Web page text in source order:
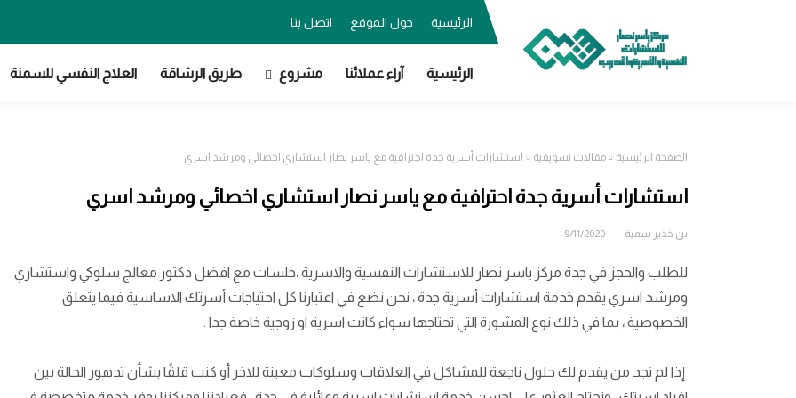
الرئيسية حول الموقع اتصل بنا
الرئيسية آراء عملائنا مشروع طريق الرشاقة العلاج النفسي للسمنة
الصفحة الرئيسية مقالات تسويقية استشارات أسرية جدة احترافية مع ياسر نصار استشاري اخصائي ومرشد اسري
استشارات أسرية جدة احترافية مع ياسر نصار استشاري اخصائي ومرشد اسري
بن خذير سمية 9/11/2020
للطلب والحجز في جدة مركز ياسر نصار للاستشارات النفسية والاسرية ،جلسات مع افضل دكتور معالج سلوكي واستشاري
ومرشد اسري يقدم خدمة استشارات أسرية جدة ، نحن نضع في اعتبارنا كل احتياجات أسرتك الاساسية فيما يتعلق
الخصوصية ، بما في ذلك نوع المشورة التي تحتاجها سواء كانت اسرية او زوجية خاصة جدا .
إذا لم تجد من يقدم لك حلول ناجعة للمشاكل في العلاقات وسلوكات معينة للاخر أو كنت قلقًا بشأن تدهور الحالة بين